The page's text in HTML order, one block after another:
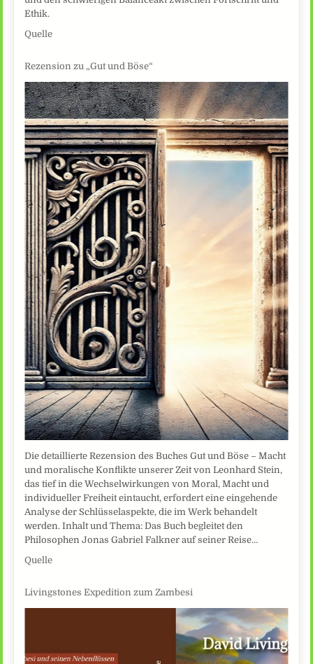
Ethik.
Quelle
Rezension zu „Gut und Böse“
Die detaillierte Rezension des Buches Gut und Böse – Macht
und moralische Konflikte unserer Zeit von Leonhard Stein,
das tief in die Wechselwirkungen von Moral, Macht und
individueller Freiheit eintaucht, erfordert eine eingehende
Analyse der Schlüsselaspekte, die im Werk behandelt
werden. Inhalt und Thema: Das Buch begleitet den
Philosophen Jonas Gabriel Falkner auf seiner Reise…
Quelle
Livingstones Expedition zum Zambesi